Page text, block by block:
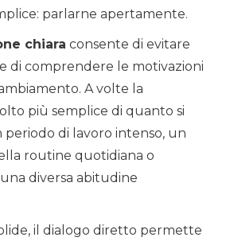
parlarne apertamente.
chiara consente di evitare
di comprendere le motivazioni
A volte la
più semplice di quanto si
periodo di lavoro intenso, un
routine quotidiana o
diversa abitudine
il dialogo diretto permette